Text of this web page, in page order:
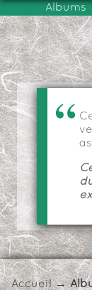
Albums
Accueil→